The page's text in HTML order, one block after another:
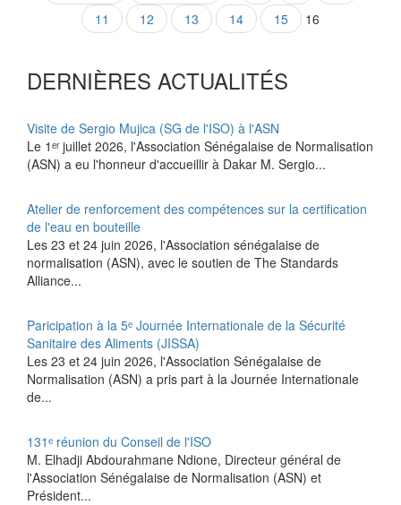
11
12 13 14 15 16
DERNIÈRES ACTUALITÉS
Visite de Sergio Mujica (SG de l'ISO) à l'ASN
Le 1ᵉʳ juillet 2026, l'Association Sénégalaise de Normalisation
(ASN) a eu l'honneur d'accueillir à Dakar M. Sergio...
Atelier de renforcement des compétences sur la certification
de l'eau en bouteille
Les 23 et 24 juin 2026, l'Association sénégalaise de
normalisation (ASN), avec le soutien de The Standards
Alliance...
Paricipation à la 5ᵉ Journée Internationale de la Sécurité
Sanitaire des Aliments (JISSA)
‎Les 23 et 24 juin 2026, l'Association Sénégalaise de
Normalisation (ASN) a pris part à la Journée Internationale
de...
131ᵉ réunion du Conseil de l'ISO
M. Elhadji Abdourahmane Ndione, Directeur général de
l'Association Sénégalaise de Normalisation (ASN) et
Président...